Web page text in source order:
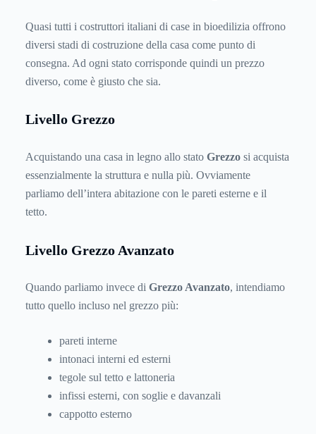
Quasi tutti i costruttori italiani di case in bioedilizia offrono
diversi stadi di costruzione della casa come punto di
consegna. Ad ogni stato corrisponde quindi un prezzo
diverso, come è giusto che sia.
Livello Grezzo
Acquistando una casa in legno allo stato Grezzo si acquista
essenzialmente la struttura e nulla più. Ovviamente
parliamo dell’intera abitazione con le pareti esterne e il
tetto.
Livello Grezzo Avanzato
Quando parliamo invece di Grezzo Avanzato, intendiamo
tutto quello incluso nel grezzo più:
pareti interne
intonaci interni ed esterni
tegole sul tetto e lattoneria
infissi esterni, con soglie e davanzali
cappotto esterno